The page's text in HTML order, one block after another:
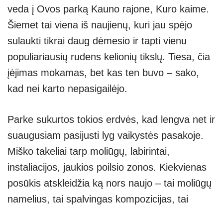
veda į Ovos parką Kauno rajone, Kuro kaime.
Šiemet tai viena iš naujienų, kuri jau spėjo
sulaukti tikrai daug dėmesio ir tapti vienu
populiariausių rudens kelionių tikslų. Tiesa, čia
įėjimas mokamas, bet kas ten buvo – sako,
kad nei karto nepasigailėjo.
Parke sukurtos tokios erdvės, kad lengva net ir
suaugusiam pasijusti lyg vaikystės pasakoje.
Miško takeliai tarp moliūgų, labirintai,
instaliacijos, jaukios poilsio zonos. Kiekvienas
posūkis atskleidžia ką nors naujo – tai moliūgų
namelius, tai spalvingas kompozicijas, tai